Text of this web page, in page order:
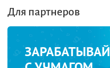
Для партнеров
ЗАРАБАТЫВАЙ